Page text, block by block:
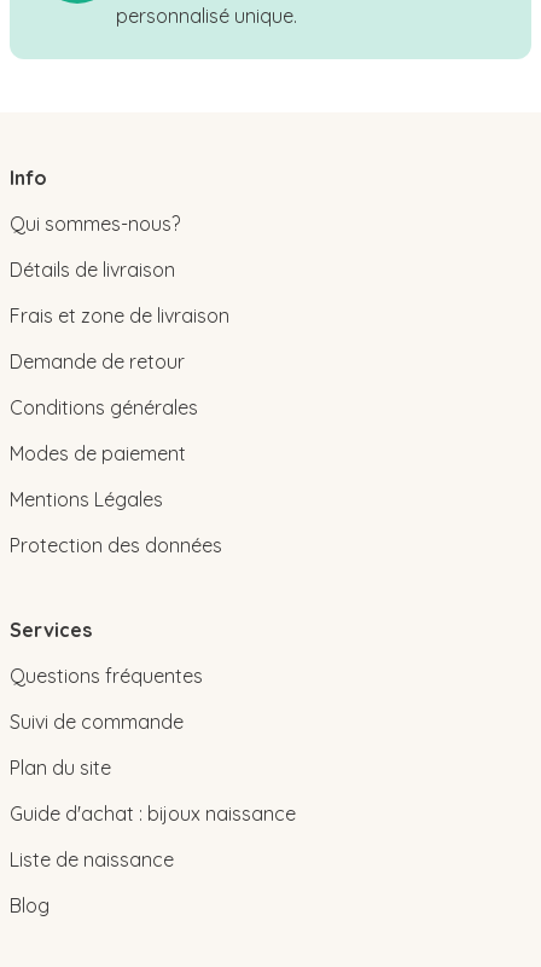
personnalisé unique.
Info
Qui sommes-nous?
Détails de livraison
Frais et zone de livraison
Demande de retour
Conditions générales
Modes de paiement
Mentions Légales
Protection des données
Services
Questions fréquentes
Suivi de commande
Plan du site
Guide d'achat : bijoux naissance
Liste de naissance
Blog